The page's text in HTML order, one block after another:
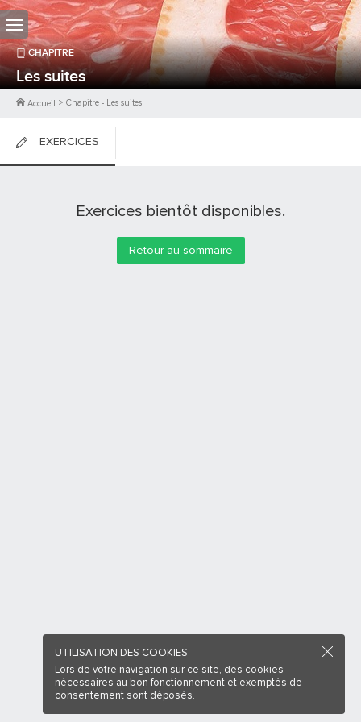
CHAPITRE
Les suites
Accueil > Chapitre - Les suites
EXERCICES
Exercices bientôt disponibles.
Retour au sommaire
UTILISATION DES COOKIES
Lors de votre navigation sur ce site, des cookies
nécessaires au bon fonctionnement et exemptés de
consentement sont déposés.